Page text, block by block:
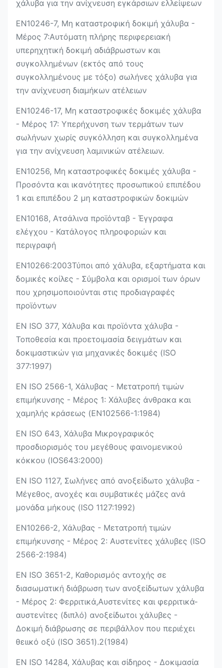
χάλυβα για την ανίχνευση εγκάρσιων ελλείψεων
EN10246-7, Μη καταστροφική δοκιμή χάλυβα -
Μέρος 7:Αυτόματη πλήρης περιφερειακή
υπερηχητική δοκιμή αδιάβρωστων και
συγκολλημένων (εκτός από τους
συγκολλημένους με τόξο) σωλήνες χάλυβα για
την ανίχνευση διαμήκων ατέλειων
EN10246-17, Μη καταστροφικές δοκιμές χάλυβα
- Μέρος 17: Υπερήχυνση των τερμάτων των
σωλήνων χωρίς συγκόλληση και συγκολλημένα
για την ανίχνευση λαμινικών ατέλειων.
EN10256, Μη καταστροφικές δοκιμές χάλυβα -
Προσόντα και ικανότητες προσωπικού επιπέδου
1 και επιπέδου 2 μη καταστροφικών δοκιμών
EN10168, Ατσάλινα προϊόνταβ - Έγγραφα
ελέγχου - Κατάλογος πληροφοριών και
περιγραφή
EN10266:2003Τύποι από χάλυβα, εξαρτήματα και
δομικές κοίλες - Σύμβολα και ορισμοί των όρων
που χρησιμοποιούνται στις προδιαγραφές
προϊόντων
EN ISO 377, Χάλυβα και προϊόντα χάλυβα -
Τοποθεσία και προετοιμασία δειγμάτων και
δοκιμαστικών για μηχανικές δοκιμές (ISO
377:1997)
EN ISO 2566-1, Χάλυβας - Μετατροπή τιμών
επιμήκυνσης - Μέρος 1: Χάλυβες άνθρακα και
χαμηλής κράσεως (EN102566-1:1984)
EN ISO 643, Χάλυβα Μικρογραφικός
προσδιορισμός του μεγέθους φαινομενικού
κόκκου (IOS643:2000)
EN ISO 1127, Σωλήνες από ανοξείδωτο χάλυβα -
Μέγεθος, ανοχές και συμβατικές μάζες ανά
μονάδα μήκους (ISO 1127:1992)
EN10266-2, Χάλυβας - Μετατροπή τιμών
επιμήκυνσης - Μέρος 2: Αυστενίτες χάλυβες (ISO
2566-2:1984)
EN ISO 3651-2, Καθορισμός αντοχής σε
διασωματική διάβρωση των ανοξείδωτων χάλυβα
- Μέρος 2: Φερριτικά,Αυστενίτες και φερριτικά-
αυστενίτες (διπλό) ανοξείδωτοι χάλυβες -
Δοκιμή διάβρωσης σε περιβάλλον που περιέχει
θειικό οξύ (ISO 3651).2(1984)
EN ISO 14284, Χάλυβας και σίδηρος - Δοκιμασία